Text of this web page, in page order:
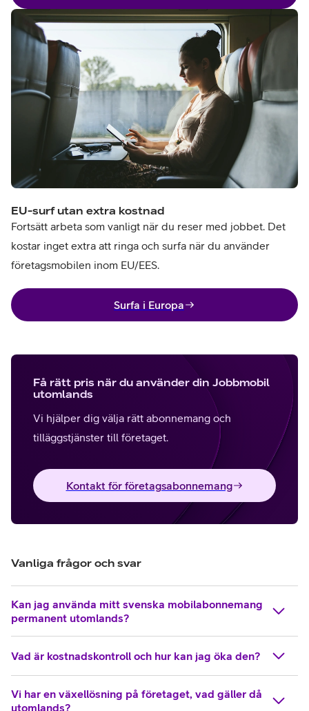
EU-surf utan extra kostnad
Fortsätt arbeta som vanligt när du reser med jobbet. Det
kostar inget extra att ringa och surfa när du använder
företagsmobilen inom EU/EES.
Surfa i Europa
Få rätt pris när du använder din Jobbmobil
utomlands
Vi hjälper dig välja rätt abonnemang och
tilläggstjänster till företaget.
Kontakt för företagsabonnemang
Vanliga frågor och svar
Kan jag använda mitt svenska mobilabonnemang
permanent utomlands?
Vad är kostnadskontroll och hur kan jag öka den?
Vi har en växellösning på företaget, vad gäller då
utomlands?